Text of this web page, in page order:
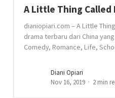
A Little Thing
dianiopiari.com – A Little
drama terbaru dari China
Comedy, Romance, Life,
Diani Opiari
Nov 16, 2019
2 min